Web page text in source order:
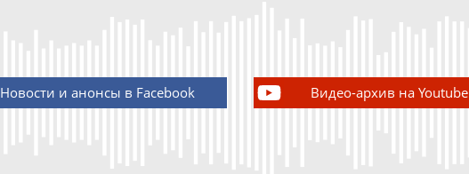
Новости и анонсы в Facebook Видео-архив на Youtube